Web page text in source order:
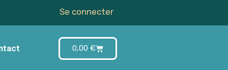
Se connecter
0,00 €